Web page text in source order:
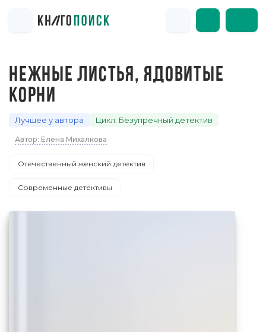
НЕЖНЫЕ ЛИСТЬЯ, ЯДОВИТЫЕ
КОРНИ
Лучшее у автора Цикл: Безупречный детектив
Автор: Елена Михалкова
Отечественный женский детектив
Современные детективы